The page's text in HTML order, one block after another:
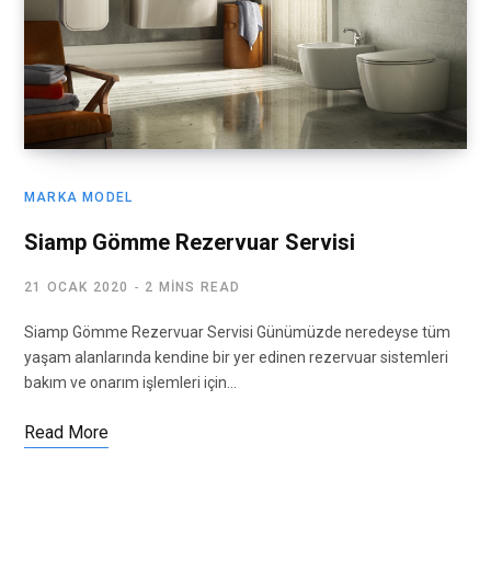
MARKA MODEL
Siamp Gömme Rezervuar Servisi
21 OCAK 2020 2 MINS READ
Siamp Gömme Rezervuar Servisi Günümüzde neredeyse tüm
yaşam alanlarında kendine bir yer edinen rezervuar sistemleri
bakım ve onarım işlemleri için…
Read More